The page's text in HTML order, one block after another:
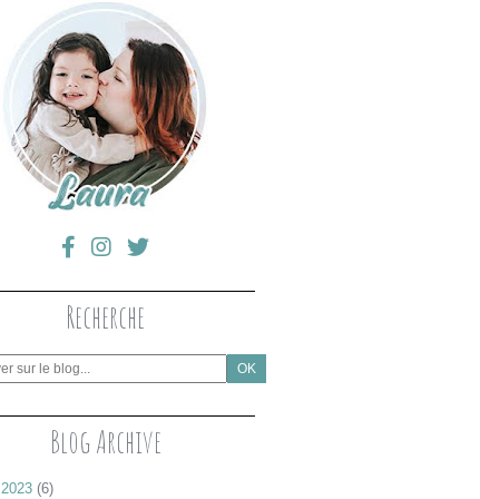
Recherche
Blog Archive
2023 (6)